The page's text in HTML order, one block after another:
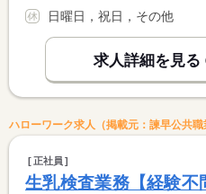
日曜日，祝日，その他
求人詳細を見る
ハローワーク求人（掲載元：諫早公共職
正社員
生乳検査業務【経験不